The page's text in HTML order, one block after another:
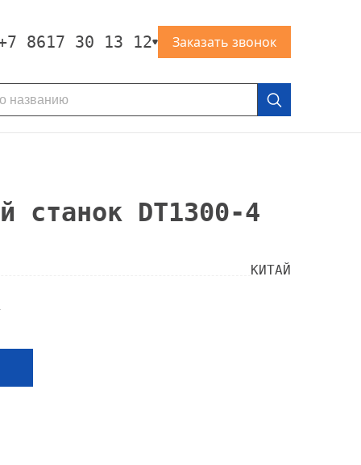
8617 30 13 12 Заказать звонок
станок DT1300-4
КИТАЙ